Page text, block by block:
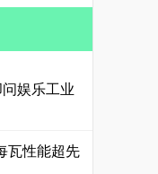
娱乐工业
瓦性能超先